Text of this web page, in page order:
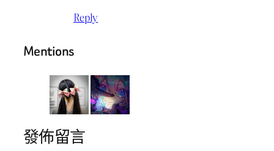
Reply
Mentions
發佈留言